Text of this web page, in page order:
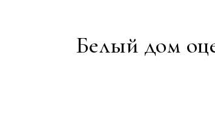
Белый дом